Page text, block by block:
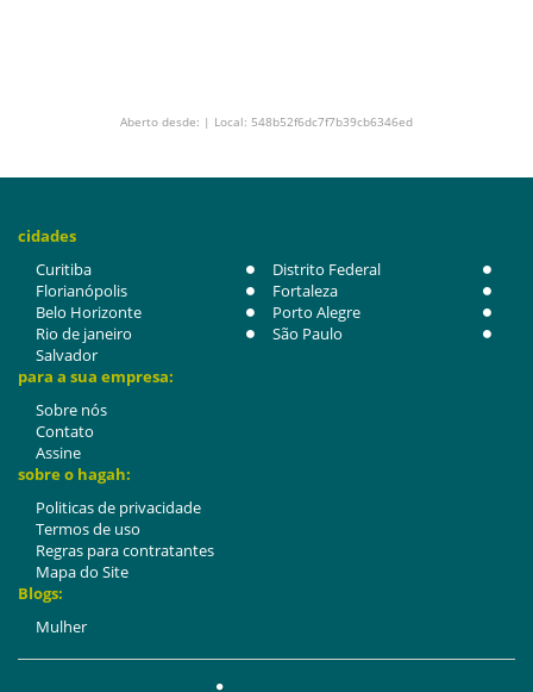
Aberto desde: | Local: 548b52f6dc7f7b39cb6346ed
cidades
Curitiba
Distrito Federal
Florianópolis
Fortaleza
Belo Horizonte
Porto Alegre
Rio de janeiro
São Paulo
Salvador
para a sua empresa:
Sobre nós
Contato
Assine
sobre o hagah:
Politicas de privacidade
Termos de uso
Regras para contratantes
Mapa do Site
Blogs:
Mulher